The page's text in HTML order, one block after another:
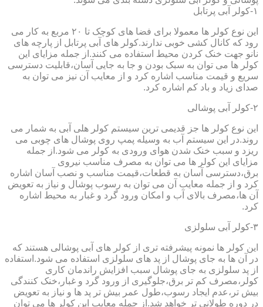
۱-کولر آبی پرتابل
این نوع کولر ها معمولا برای فضا های کوچک تا ۲۰ مربع به کار می
رود که کانال کشی خوبی ندارند.کولر های آبی پرتابل از پارچه های
نانو جهت خنک کردن محیط استفاده می کنند.از جمله مزایای این
کولر ها می توان به سبک بودن و جا به جایی آسان،قابلیت دسترسی
سریع و قیمت مناسب اشاره کرد و از معایب آن نیز می توان به
صدای زیاد و باد کم اشاره کرد.
۲-کولر آبی پوشالی
این نوع کولر ها جز قدیمی ترین سیستم کولر هلی آبی به شمار می
روند.در این سیستم آب به وسیله پمپ روی پوشال های چوبی می
ریزد و سبب خنک شدن هوای ورودی به کولر می شود.از جمله
مزایای این کولر ها می توان به مصرف مناسب نیروی
برق،دسترسی آسان به قطعات،قیمت مناسب و نصب آسان اشاره
کرد و از جمله معایب آن می توان به رسوب پوشال و نیاز به تعویض
آن ها،مصرف بالای آب و امکان ورود گرد و غبار به محیط اشاره
کرد.
۳-کولر آبی سلولزی
این کولر ها نمونه پیشرفته تری از کولر های آبی پوشالی هستند که
در آن ها به جای پوشال از پد های سلولزی استفاده می شود.استفاده
از پد سلولزی به جای پوشال سبب افزایش راندمان کاری
کولر،مصرف کم تر برق،جلوگیری از ورود گرد و غبار،خنک کنندگی
بیش تر،عدم ایجاد رسوب،طول عمر بیش تر پد ها و نیاز به تعویض
در دوره طولانی تر خواهد شد.از جمله معایب این کولر ها می توان